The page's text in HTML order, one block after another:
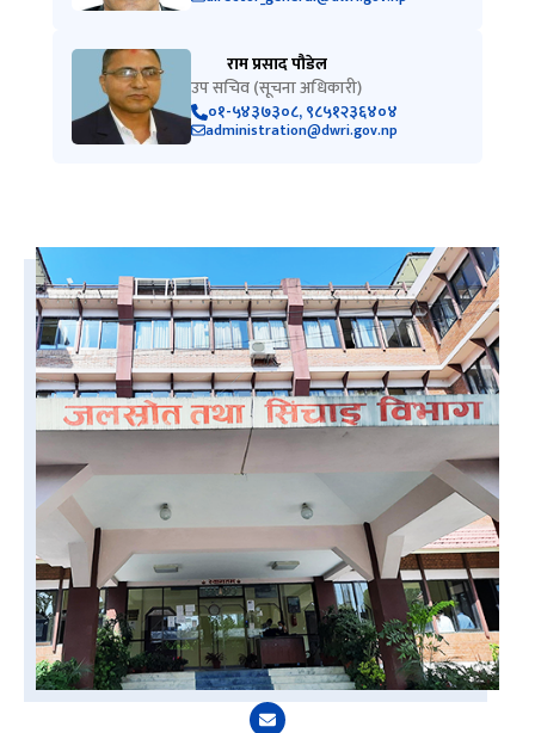
राम प्रसाद पौडेल
उप सचिव (सूचना अधिकारी)
०१-५४३७३०८, ९८५१२३६४०४
administration@dwri.gov.np